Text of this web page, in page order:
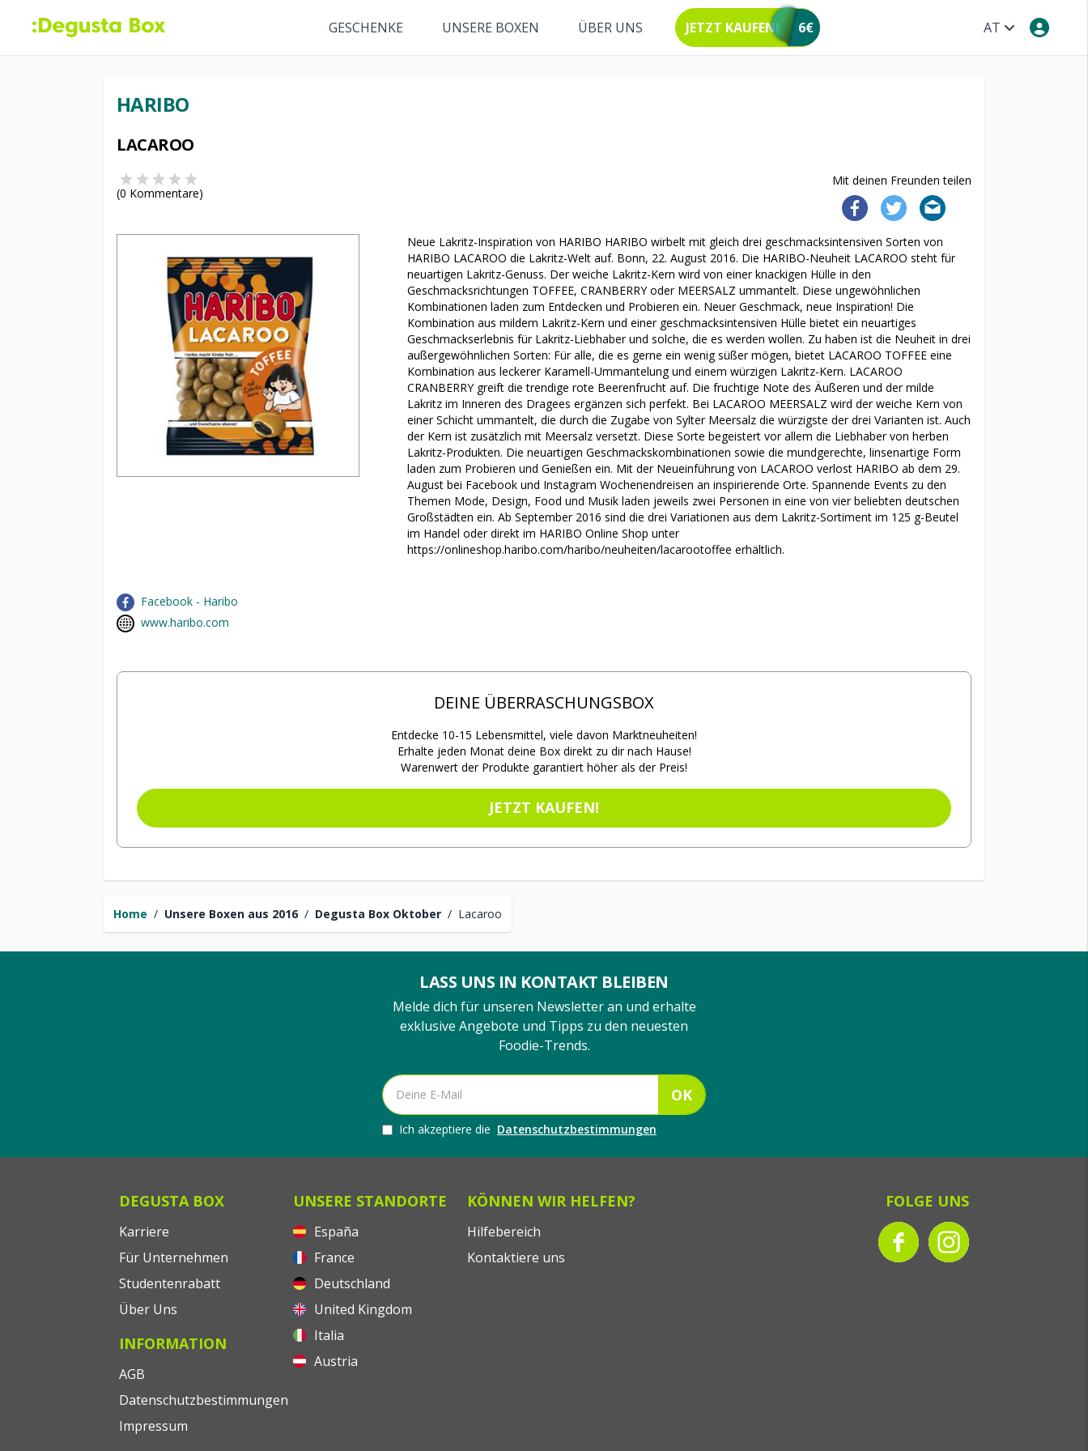
AT
GESCHENKE UNSERE BOXEN ÜBER UNS JETZT KAUFEN! 6€
Home / Unsere Boxen aus 2016 / Degusta Box Oktober / Lacaroo
HARIBO
LACAROO
Mit deinen Freunden teilen
(0 Kommentare)
Neue Lakritz-Inspiration von HARIBO HARIBO wirbelt mit gleich drei geschmacksintensiven Sorten von
HARIBO LACAROO die Lakritz-Welt auf. Bonn, 22. August 2016. Die HARIBO-Neuheit LACAROO steht für
neuartigen Lakritz-Genuss. Der weiche Lakritz-Kern wird von einer knackigen Hülle in den
Geschmacksrichtungen TOFFEE, CRANBERRY oder MEERSALZ ummantelt. Diese ungewöhnlichen
Kombinationen laden zum Entdecken und Probieren ein. Neuer Geschmack, neue Inspiration! Die
Kombination aus mildem Lakritz-Kern und einer geschmacksintensiven Hülle bietet ein neuartiges
Geschmackserlebnis für Lakritz-Liebhaber und solche, die es werden wollen. Zu haben ist die Neuheit in drei
außergewöhnlichen Sorten: Für alle, die es gerne ein wenig süßer mögen, bietet LACAROO TOFFEE eine
Kombination aus leckerer Karamell-Ummantelung und einem würzigen Lakritz-Kern. LACAROO
CRANBERRY greift die trendige rote Beerenfrucht auf. Die fruchtige Note des Äußeren und der milde
Lakritz im Inneren des Dragees ergänzen sich perfekt. Bei LACAROO MEERSALZ wird der weiche Kern von
einer Schicht ummantelt, die durch die Zugabe von Sylter Meersalz die würzigste der drei Varianten ist. Auch
der Kern ist zusätzlich mit Meersalz versetzt. Diese Sorte begeistert vor allem die Liebhaber von herben
Lakritz-Produkten. Die neuartigen Geschmackskombinationen sowie die mundgerechte, linsenartige Form
laden zum Probieren und Genießen ein. Mit der Neueinführung von LACAROO verlost HARIBO ab dem 29.
August bei Facebook und Instagram Wochenendreisen an inspirierende Orte. Spannende Events zu den
Themen Mode, Design, Food und Musik laden jeweils zwei Personen in eine von vier beliebten deutschen
Großstädten ein. Ab September 2016 sind die drei Variationen aus dem Lakritz-Sortiment im 125 g-Beutel
im Handel oder direkt im HARIBO Online Shop unter
https://onlineshop.haribo.com/haribo/neuheiten/lacarootoffee erhältlich.
Facebook - Haribo
www.haribo.com
DEINE ÜBERRASCHUNGSBOX
Entdecke 10-15 Lebensmittel, viele davon Marktneuheiten!
Erhalte jeden Monat deine Box direkt zu dir nach Hause!
Warenwert der Produkte garantiert höher als der Preis!
JETZT KAUFEN!
LASS UNS IN KONTAKT BLEIBEN
Melde dich für unseren Newsletter an und erhalte
exklusive Angebote und Tipps zu den neuesten
Foodie-Trends.
OK
Ich akzeptiere die Datenschutzbestimmungen
DEGUSTA BOX
Karriere
Für Unternehmen
Studentenrabatt
Über Uns
INFORMATION
AGB
Datenschutzbestimmungen
Impressum
UNSERE STANDORTE
España
France
Deutschland
United Kingdom
Italia
Austria
KÖNNEN WIR HELFEN?
Hilfebereich
Kontaktiere uns
FOLGE UNS